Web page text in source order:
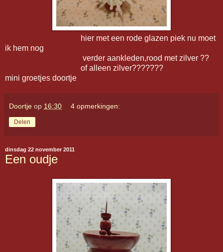
hier met een rode glazen piek nu moet
ik hem nog
verder aankleden,rood met zilver ??
of alleen zilver???????
mini groetjes doortje
Doortje op 16:30 4 opmerkingen:
Delen
dinsdag 22 november 2011
Een oudje